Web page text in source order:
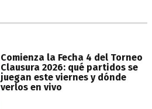
Comienza la Fecha 4 del Torneo
Clausura 2026: qué partidos se
juegan este viernes y dónde
verlos en vivo